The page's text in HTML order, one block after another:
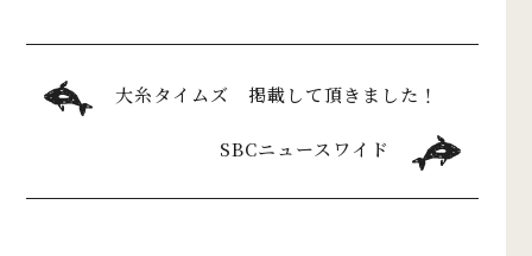
大糸タイムズ 掲載して頂きました！
SBCニュースワイド